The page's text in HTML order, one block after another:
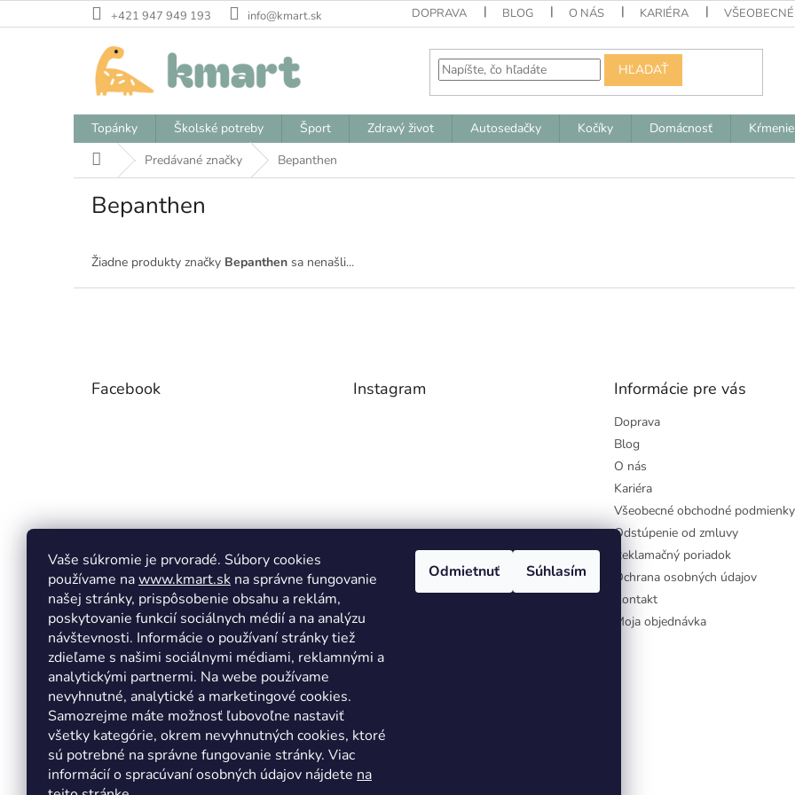
Vaše súkromie je prvoradé. Súbory cookies
používame nawww.kmart.sk na správne fungovanie
našej stránky, prispôsobenie obsahu a reklám,
poskytovanie funkcií sociálnych médií a na analýzu
návštevnosti. Informácie o používaní stránky tiež
zdieľame s našimi sociálnymi médiami, reklamnými a
analytickými partnermi. Na webe používame
nevyhnutné, analytické a marketingové cookies.
Samozrejme máte možnosť ľubovoľne nastaviť
všetky kategórie, okrem nevyhnutných cookies, ktoré
sú potrebné na správne fungovanie stránky. Viac
informácií o spracúvaní osobných údajov nájdete na
Odmietnuť Súhlasím
na
+421 947 949 193 info@kmart.sk DOPRAVA BLOG O NÁS KARIÉRA
HĽADAŤ
Topánky Školské potreby Šport Zdravý život Autosedačky Kočíky Domácnosť
DomovPredávané značky Bepanthen
Bepanthen
Žiadne produkty značky Bepanthen sa nenašli...
Facebook Instagram Informácie pre vás
Doprava
Blog
O nás
Kariéra
Všeobecné obchodné podmienky
Odstúpenie od zmluvy
Reklamačný poriadok
Ochrana osobných údajov
Kontakt
Moja objednávka
Copyright 2026Kmart.sk. Všetky práva vyhradené.